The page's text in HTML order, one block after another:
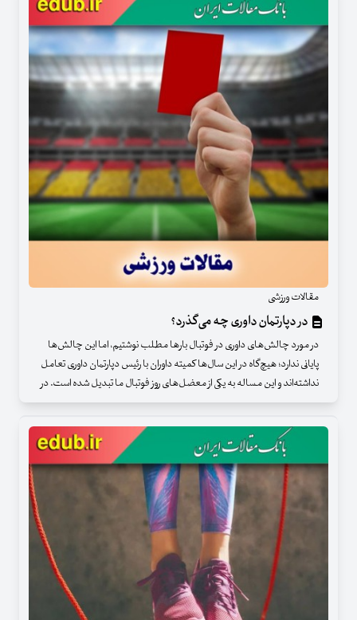
مقالات ورزشی
در دپارتمان داوری چه می‌گذرد؟
در مورد چالش‌های داوری در فوتبال بارها مطلب نوشتیم، اما این چالش‌ها
پایانی ندارد؛ هیچ‌گاه در این سال‌ها کمیته داوران با رئیس دپارتمان داوری تعامل
نداشته‌اند و این مساله به یکی از معضل‌های روز فوتبال ما تبدیل شده است. در